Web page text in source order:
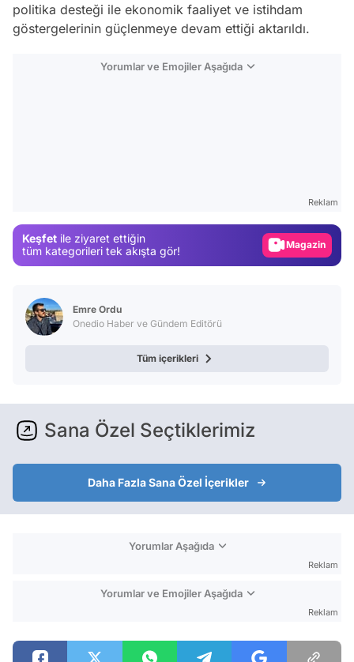
politika desteği ile ekonomik faaliyet ve istihdam
göstergelerinin güçlenmeye devam ettiği aktarıldı.
Yorumlar ve Emojiler Aşağıda
Reklam
Keşfet ile ziyaret ettiğin
tüm kategorileri tek akışta gör!
Magazin
Emre Ordu
Onedio Haber ve Gündem Editörü
Tüm içerikleri
Sana Özel Seçtiklerimiz
Daha Fazla Sana Özel İçerikler
Yorumlar Aşağıda
Reklam
Yorumlar ve Emojiler Aşağıda
Reklam